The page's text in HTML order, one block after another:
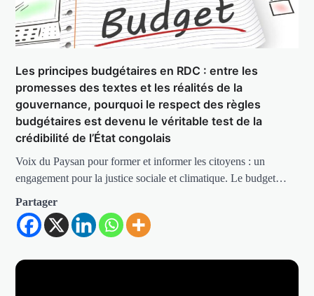
Les principes budgétaires en RDC : entre les
promesses des textes et les réalités de la
gouvernance, pourquoi le respect des règles
budgétaires est devenu le véritable test de la
crédibilité de l’État congolais
Voix du Paysan pour former et informer les citoyens : un
engagement pour la justice sociale et climatique. Le budget…
Partager